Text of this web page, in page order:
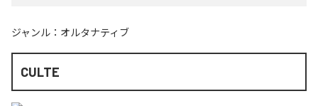
ジャンル： オルタナティブ
CULTE